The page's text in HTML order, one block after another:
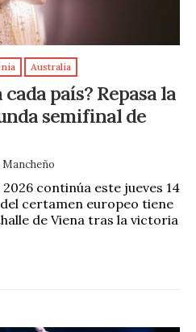
Australia
país? Repasa la
semifinal de
continúa este jueves 14
certamen europeo tiene
de Viena tras la victoria